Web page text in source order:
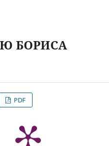
БОРИСА
PDF